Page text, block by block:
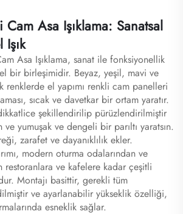
Asa Işıklama: Sanatsal
Asa Işıklama, sanat ile fonksiyonellik
bir birleşimidir. Beyaz, yeşil, mavi ve
renklerde el yapımı renkli cam panelleri
sıcak ve davetkar bir ortam yaratır.
şekillendirilip pürüzlendirilmiştir
ve yumuşak ve dengeli bir parıltı yaratsın.
zarafet ve dayanıklılık ekler.
modern oturma odalarından ve
restoranlara ve kafelere kadar çeşitli
Montajı basittir, gerekli tüm
ve ayarlanabilir yükseklik özelliği,
esneklik sağlar.